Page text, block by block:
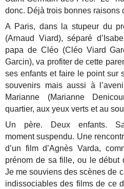
donc. Déjà trois bonnes raisons
A Paris, dans la stupeur du
(Arnaud Viard), séparé
papa de Cléo (Cléo Viard
Garcin), va profiter de cette
ses enfants et faire le point sur
souvenirs mais aussi à
Marianne (Marianne
quartier, aux yeux verts et au
Un père. Deux enfants.
moment suspendu. Une
d’un film d’Agnès Varda,
prénom de sa fille, ou le début
Je me souviens des scènes de
indissociables des films de ce